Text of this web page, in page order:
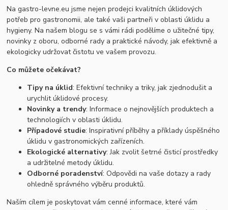
Krájecí nástroje
Mixéry a sekáčky Úložné nádoby
Čisticí prostředky
Utěrky a hadry
Dezinfekce a hygienické produkty
zásobník na hygienické vložky
zásobník na tampony
Na gastro-levne.eu jsme nejen prodejci kvalitních úklidových
potřeb pro gastronomii, ale také vaši partneři v oblasti úklidu a
hygieny. Na našem blogu se s vámi rádi podělíme o užitečné tipy,
novinky z oboru, odborné rady a praktické návody, jak efektivně a
ekologicky udržovat čistotu ve vašem provozu.
Co můžete očekávat?
Tipy na úklid: Efektivní techniky a triky, jak zjednodušit a
urychlit úklidové procesy.
Novinky a trendy: Informace o nejnovějších produktech a
technologiích v oblasti úklidu.
Případové studie: Inspirativní příběhy a příklady úspěšného
úklidu v gastronomických zařízeních.
Ekologické alternativy: Jak zvolit šetrné čisticí prostředky
a udržitelné metody úklidu.
Odborné poradenství: Odpovědi na vaše dotazy a rady
ohledně správného výběru produktů.
Naším cílem je poskytovat vám cenné informace, které vám